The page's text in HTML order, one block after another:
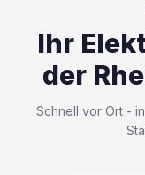
Ihr
der
Schnell vor Ort -